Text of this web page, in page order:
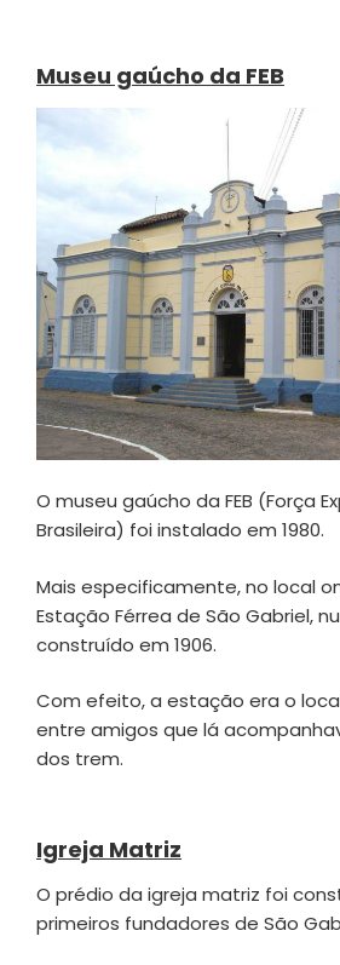
Museu gaúcho da FEB
O museu gaúcho da FEB (Força
Brasileira) foi instalado em 1980.
Mais especificamente, no local
Estação Férrea de São Gabriel,
construído em 1906.
Com efeito, a estação era o
entre amigos que lá
dos trem.
Igreja Matriz
O prédio da igreja matriz foi
primeiros fundadores de São